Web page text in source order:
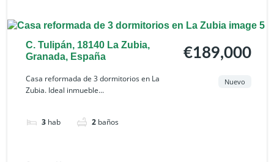
C. Tulipán, 18140 La Zubia,
Granada, España
Casa reformada de 3 dormitorios en La
Zubia. Ideal inmueble...
3 hab 2 baños
€189,000
Nuevo